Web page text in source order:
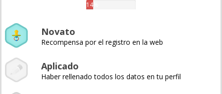
14%
Novato
Recompensa por el registro en la web
Aplicado
Haber rellenado todos los datos en tu perfil